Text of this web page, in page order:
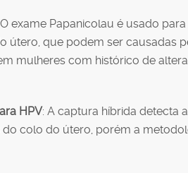
exame Papanicolau é usado
útero, que podem ser causadas
mulheres com histórico de
HPV: A captura híbrida detecta
do colo do útero, porém a